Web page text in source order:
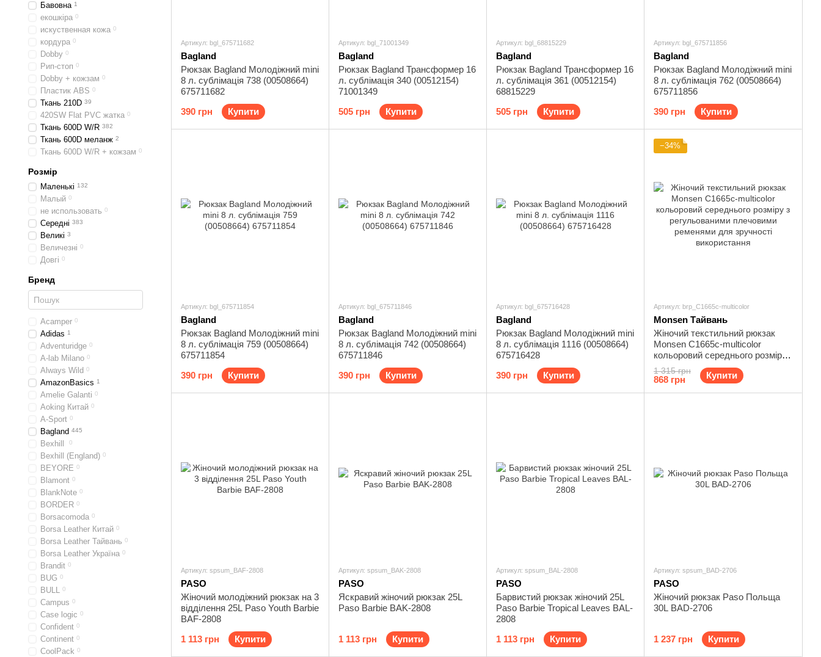
Артикул: bgl_675711682
Bagland
Рюкзак Bagland Молодіжний mini
8 л. сублімація 738 (00508664)
675711682
390 грн
Купити
Артикул: bgl_71001349
Bagland
Рюкзак Bagland Трансформер 16
л. сублімація 340 (00512154)
71001349
505 грн
Купити
Артикул: bgl_68815229
Bagland
Рюкзак Bagland Трансформер 16
л. сублімація 361 (00512154)
68815229
505 грн
Купити
Артикул: bgl_675711856
Bagland
Рюкзак Bagland Молодіжний mini
8 л. сублімація 762 (00508664)
675711856
390 грн
Купити
Артикул: bgl_675711854
Bagland
Рюкзак Bagland Молодіжний mini
8 л. сублімація 759 (00508664)
675711854
390 грн
Купити
Артикул: bgl_675711846
Bagland
Рюкзак Bagland Молодіжний mini
8 л. сублімація 742 (00508664)
675711846
390 грн
Купити
Артикул: bgl_675716428
Bagland
Рюкзак Bagland Молодіжний mini
8 л. сублімація 1116 (00508664)
675716428
390 грн
Купити
−34%
Артикул: brp_C1665c-multicolor
Monsen Тайвань
Жіночий текстильний рюкзак
Monsen C1665c-multicolor
кольоровий середнього розміру
з регульованими плечовими
ременями для зручності
використання
1 315 грн
868 грн Купити
Артикул: spsum_BAF-2808
PASO
Жіночий молодіжний рюкзак на 3
відділення 25L Paso Youth Barbie
BAF-2808
1 113 грн
Купити
Артикул: spsum_BAK-2808
PASO
Яскравий жіночий рюкзак 25L
Paso Barbie BAK-2808
1 113 грн Купити
Артикул: spsum_BAL-2808
PASO
Барвистий рюкзак жіночий 25L
Paso Barbie Tropical Leaves BAL-
2808
1 113 грн
Купити
Артикул: spsum_BAD-2706
PASO
Жіночий рюкзак Paso Польща
30L BAD-2706
1 237 грн Купити
Бавовна 1
екошкіра 0
искуственная кожа 0
кордура 0
Dobby 0
Рип-стоп 0
Dobby + кожзам 0
Пластик ABS 0
Ткань 210D 39
420SW Flat PVC жатка 0
Ткань 600D W/R 382
Ткань 600D меланж 2
Ткань 600D W/R + кожзам 0
Розмір
Маленькі 132
Малый 0
не использовать 0
Середні 383
Великі 3
Величезні 0
Довгі 0
Бренд
Acamper 0
Adidas 1
Adventuridge 0
A-lab Milano 0
Always Wild 0
AmazonBasics 1
Amelie Galanti 0
Aoking Китай 0
A-Sport 0
Bagland 445
Bexhill 0
Bexhill (England) 0
BEYORE 0
Blamont 0
BlankNote 0
BORDER 0
Borsacomoda 0
Borsa Leather Китай 0
Borsa Leather Тайвань 0
Borsa Leather Україна 0
Brandit 0
BUG 0
BULL 0
Campus 0
Case logic 0
Confident 0
Continent 0
CoolPack 0